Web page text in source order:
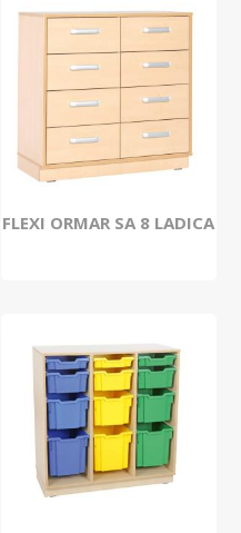
FLEXI ORMAR SA 8 LADICA